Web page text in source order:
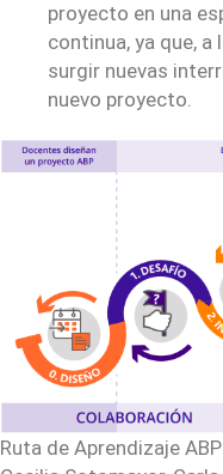
proyecto en una
continua, ya que,
surgir nuevas
nuevo proyecto.
Ruta de Aprendizaje